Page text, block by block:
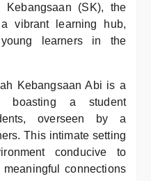
(SK), the
vibrant learning hub,
learners in the
Kebangsaan Abi is a
boasting a student
overseen by a
This intimate setting
conducive to
connections